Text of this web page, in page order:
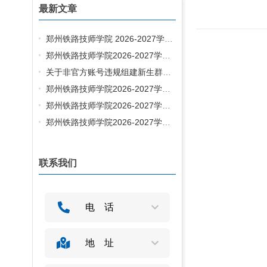
最新文章
郑州铁路技师学院 2026-2027学年学生床上用品采购项目定标通知书
郑州铁路技师学院2026-2027学年学生床上用品采购项目中标候选人公示
关于非官方账号违规组建新生群的声明
郑州铁路技师学院2026-2027学年学生床上用品采购项目重新开标公告
郑州铁路技师学院2026-2027学年学生床上用品采购项目招标暂停公告
郑州铁路技师学院2026-2027学年学生校服采购项目中标候选人公示
联系我们
电话
地址